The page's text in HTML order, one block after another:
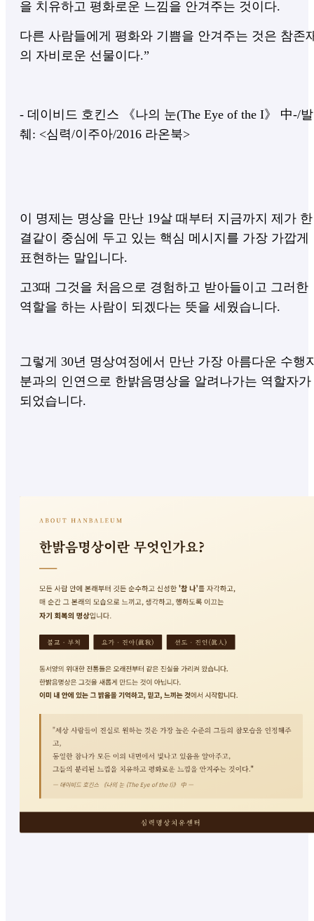
을 치유하고 평화로운 느낌을 안겨주는 것이다.
다른 사람들에게 평화와 기쁨을 안겨주는 것은 참존
의 자비로운 선물이다.”
- 데이비드 호킨스 《나의 눈(The Eye of the I》 中-/발
췌: <심력/이주아/2016 라온북>
​이 명제는 명상을 만난 19살 때부터 지금까지 제가 한
결같이 중심에 두고 있는 핵심 메시지를 가장 가깝게
표현하는 말입니다.
고3때 그것을 처음으로 경험하고 받아들이고 그러한
역할을 하는 사람이 되겠다는 뜻을 세웠습니다.
그렇게 30년 명상여정에서 만난 가장 아름다운 수행
분과의 인연으로 한밝음명상을 알려나가는 역할자가
되었습니다.